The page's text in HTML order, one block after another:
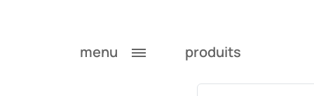
menu produits